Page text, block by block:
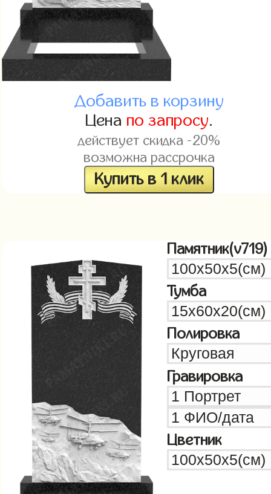
Добавить в корзину
Цена по запросу.
действует скидка -20%
возможна рассрочка
Купить в 1 клик
Памятник(v719)
Тумба
Полировка
Гравировка
Цветник